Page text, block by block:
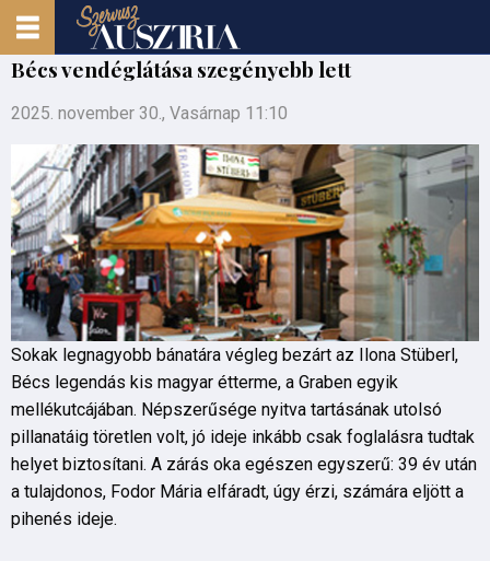
Bécs vendéglátása szegényebb lett
2025. november 30., Vasárnap 11:10
Sokak legnagyobb bánatára végleg bezárt az Ilona Stüberl,
Bécs legendás kis magyar étterme, a Graben egyik
mellékutcájában. Népszerűsége nyitva tartásának utolsó
pillanatáig töretlen volt, jó ideje inkább csak foglalásra tudtak
helyet biztosítani. A zárás oka egészen egyszerű: 39 év után
a tulajdonos, Fodor Mária elfáradt, úgy érzi, számára eljött a
pihenés ideje.